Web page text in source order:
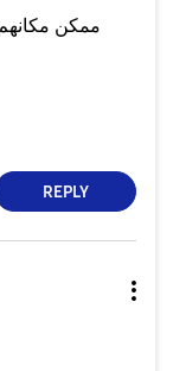
ممكن
REPLY